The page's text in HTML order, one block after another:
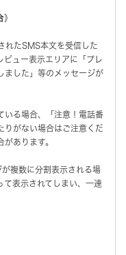
れたSMS本文を受信した
ビュー表示エリアに「プレ
ました」等のメッセージが
いる場合、「注意！電話番
りがない場合はご注意くだ
あります。
複数に分割表示される場
て表示されてしまい、一連